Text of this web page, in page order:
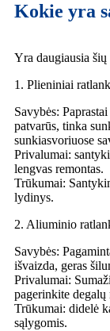
Kokie yra
Yra daugiausia
1. Plieniniai
Savybės:
patvarūs, tinka
sunkiasvoriuose
Privalumai:
lengvas remontas.
Trūkumai:
lydinys.
2. Aliuminio
Savybės:
išvaizda, geras
Privalumai:
pagerinkite
Trūkumai: didelė
sąlygomis.